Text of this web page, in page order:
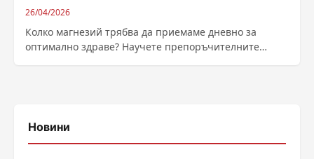
26/04/2026
Колко магнезий трябва да приемаме дневно за
оптимално здраве? Научете препоръчителните
Новини